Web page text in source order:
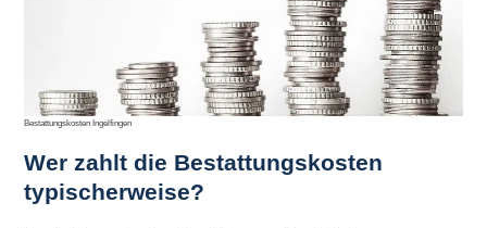
Bestattungskosten Ingelfingen
Wer zahlt die Bestattungskosten
typischerweise?